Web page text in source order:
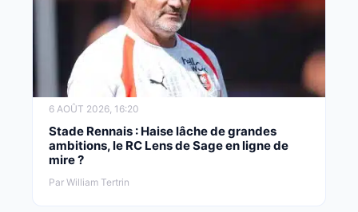
6 AOÛT 2026, 16:20
Stade Rennais : Haise lâche de grandes
ambitions, le RC Lens de Sage en ligne de
mire ?
Par William Tertrin